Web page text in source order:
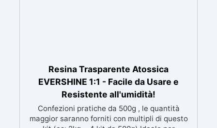
Resina Trasparente Atossica
EVERSHINE 1:1 - Facile da Usare e
Resistente all'umidità!
Confezioni pratiche da 500g , le quantità
maggior saranno forniti con multipli di questo